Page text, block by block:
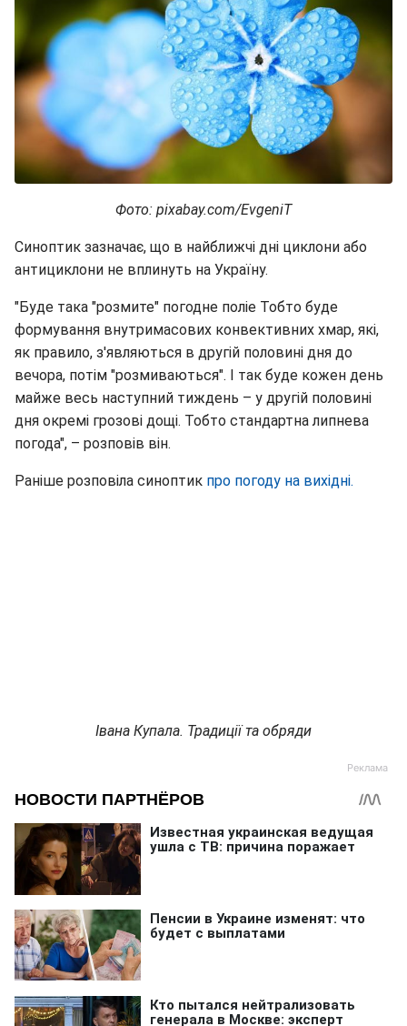
Фото: pixabay.com/EvgeniT
Синоптик зазначає, що в найближчі дні циклони або
антициклони не вплинуть на Україну.
"Буде така "розмите" погодне поліе Тобто буде
формування внутримасових конвективних хмар, які,
як правило, з'являються в другій половині дня до
вечора, потім "розмиваються". І так буде кожен день
майже весь наступний тиждень – у другій половині
дня окремі грозові дощі. Тобто стандартна липнева
погода", – розповів він.
Раніше розповіла синоптик про погоду на вихідні.
Івана Купала. Традиції та обряди